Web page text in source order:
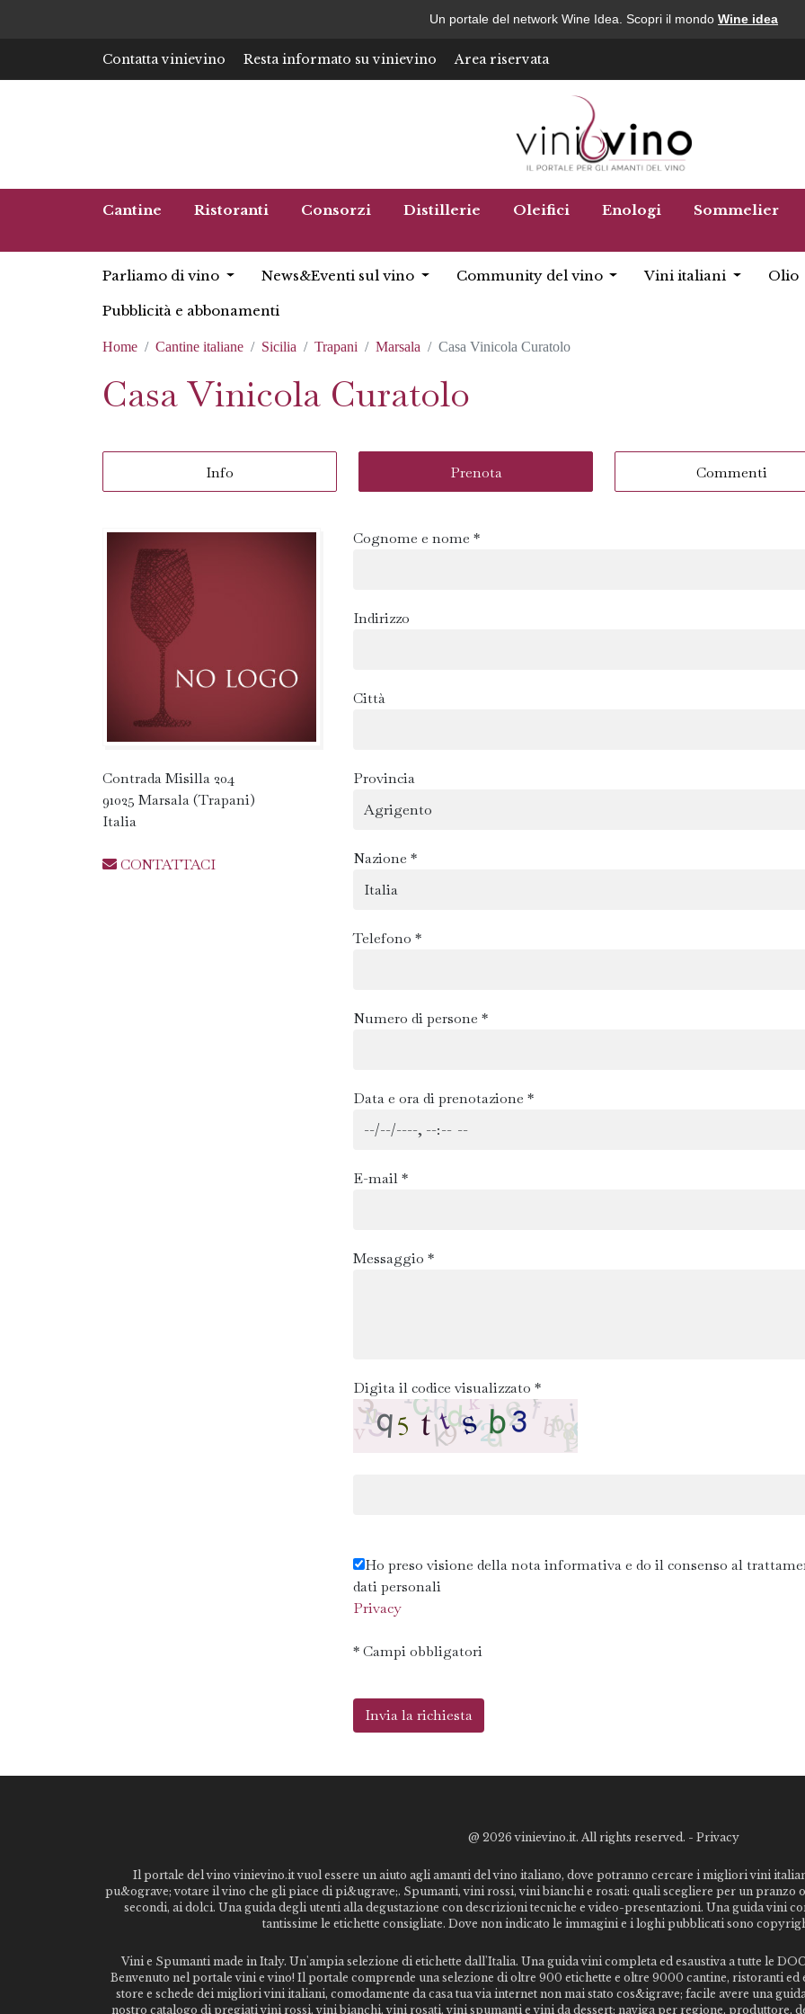
Un portale del network Wine Idea. Scopri il mondo Wine idea
Contatta vinievino Resta informato su vinievino Area riservata
Cantine Ristoranti Consorzi Distillerie Oleifici Enologi Sommelier
Parliamo di vino News&Eventi sul vino Community del vino Vini italiani Olio
Pubblicità e abbonamenti
Home Cantine italiane Sicilia Trapani Marsala Casa Vinicola Curatolo
Casa Vinicola Curatolo
Info Prenota Commenti
Contrada Misilla 204
91025 Marsala (Trapani)
Italia
CONTATTACI
Cognome e nome *
Indirizzo
Città
Provincia
Nazione *
Telefono *
Numero di persone *
Data e ora di prenotazione *
E-mail *
Messaggio *
Digita il codice visualizzato *
Ho preso visione della nota informativa e do il consenso al
dati personali
Privacy
* Campi obbligatori
@ 2026 vinievino.it. All rights reserved. - Privacy
Il portale del vino vinievino.it vuol essere un aiuto agli amanti del vino italiano, dove potranno cercare i migliori vini
pu&ograve; votare il vino che gli piace di pi&ugrave;. Spumanti, vini rossi, vini bianchi e rosati: quali scegliere per un pranzo
secondi, ai dolci. Una guida degli utenti alla degustazione con descrizioni tecniche e video-presentazioni. Una guida vini
tantissime le etichette consigliate. Dove non indicato le immagini e i loghi pubblicati sono
Vini e Spumanti made in Italy. Un'ampia selezione di etichette dall'Italia. Una guida vini completa ed esaustiva a tutte le
Benvenuto nel portale vini e vino! Il portale comprende una selezione di oltre 900 etichette e oltre 9000 cantine, ristoranti ed
store e schede dei migliori vini italiani, comodamente da casa tua via internet non mai stato cos&igrave; facile avere una
nostro catalogo di pregiati vini rossi, vini bianchi, vini rosati, vini spumanti e vini da dessert; naviga per regione, produttore,